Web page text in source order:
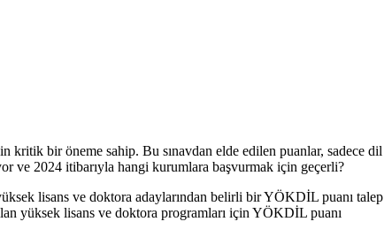
bir öneme sahip. Bu sınavdan elde edilen puanlar, sadece dil
ve 2024 itibarıyla hangi kurumlara başvurmak için geçerli?
lisans ve doktora adaylarından belirli bir YÖKDİL puanı talep
yüksek lisans ve doktora programları için YÖKDİL puanı